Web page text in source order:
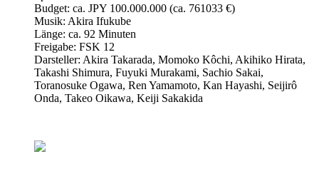
Budget: ca. JPY 100.000.000 (ca. 761033 €)
Musik: Akira Ifukube
Länge: ca. 92 Minuten
Freigabe: FSK 12
Darsteller: Akira Takarada, Momoko Kôchi, Akihiko Hirata,
Takashi Shimura, Fuyuki Murakami, Sachio Sakai,
Toranosuke Ogawa, Ren Yamamoto, Kan Hayashi, Seijirô
Onda, Takeo Oikawa, Keiji Sakakida